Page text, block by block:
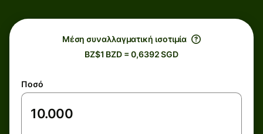
Μέση συναλλαγματική ισοτιμία
BZ$1 BZD = 0,6392 SGD
Ποσό